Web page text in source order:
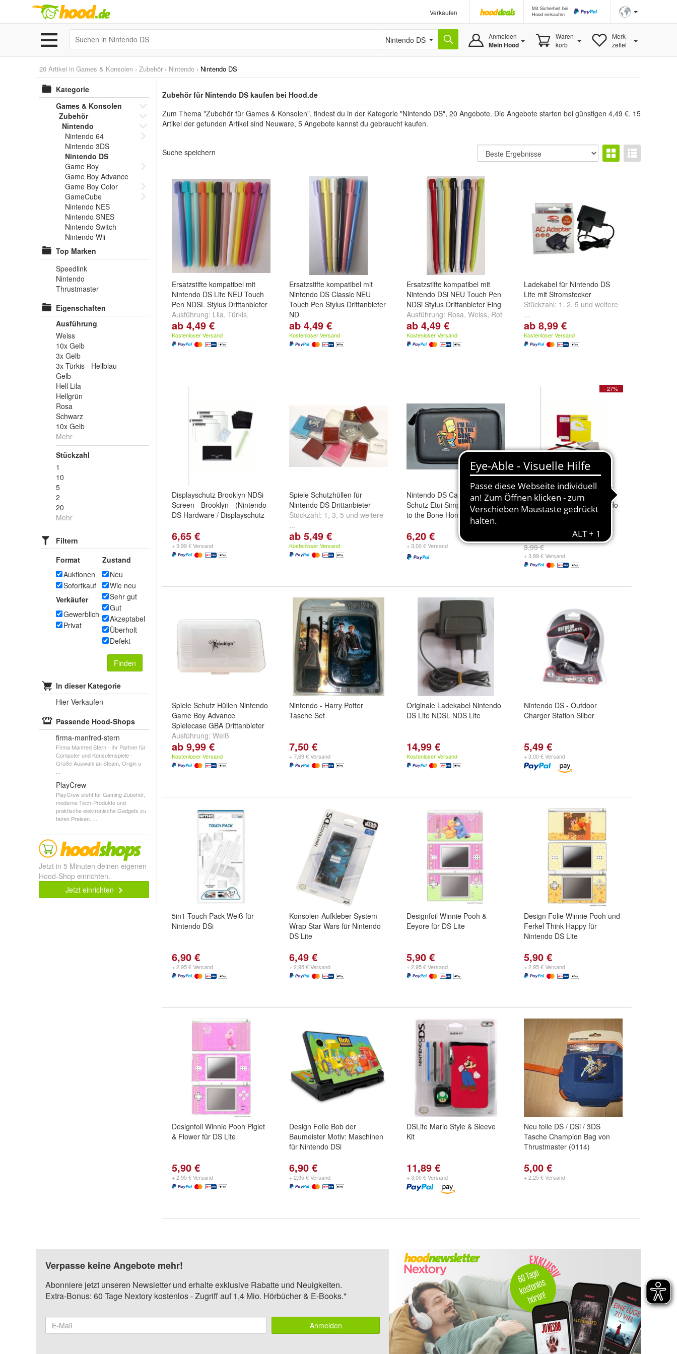
Verkaufen
Mit Sicherheit bei
Hood einkaufen
Nintendo DS Anmelden
Mein Hood
Waren-
korb
Merk-
zettel
20 Artikel in Games & Konsolen › Zubehör › Nintendo › Nintendo DS
Kategorie
Games & Konsolen
Zubehör
Nintendo
Nintendo 64
Nintendo 3DS
Nintendo DS
Game Boy
Game Boy Advance
Game Boy Color
GameCube
Nintendo NES
Nintendo SNES
Nintendo Switch
Nintendo Wii
Top Marken
Speedlink
Nintendo
Thrustmaster
Eigenschaften
Ausführung
Weiss
10x Gelb
3x Gelb
3x Türkis - Hellblau
Gelb
Hell Lila
Hellgrün
Rosa
Schwarz
10x Gelb
Mehr
Stückzahl
1
10
5
2
20
Mehr
Filtern
Format
Auktionen
Sofortkauf
Verkäufer
Gewerblich
Privat
Zustand
Neu
Wie neu
Sehr gut
Gut
Akzeptabel
Überholt
Defekt
Finden
In dieser Kategorie
Hier Verkaufen
Passende Hood-Shops
firma-manfred-stern
Firma Manfred Stern - Ihr Partner für
Computer und Konsolenspiele -
Große Auswahl an Steam, Origin u
PlayCrew
PlayCrew steht für Gaming Zubehör,
moderne Tech-Produkte und
praktische elektronische Gadgets zu
fairen Preisen. ...
Jetzt in 5 Minuten deinen eigenen
Hood-Shop einrichten.
Jetzt einrichten
Zubehör für Nintendo DS kaufen bei Hood.de
Zum Thema "Zubehör für Games & Konsolen", findest du in der Kategorie "Nintendo DS", 20 Angebote. Die Angebote starten bei günstigen 4,49 €. 15
Artikel der gefunden Artikel sind Neuware, 5 Angebote kannst du gebraucht kaufen.
Suche speichern
Ersatzstifte kompatibel mit
Nintendo DS Lite NEU Touch
Pen NDSL Stylus Drittanbieter
Ausführung: Lila, Türkis,
Hellblauundweitere ...
ab 4,49 €
Kostenloser Versand
Ersatzstifte kompatibel mit
Nintendo DS Classic NEU
Touch Pen Stylus Drittanbieter
ND
Ausführung:Schwarz
Alle 6 Farbenund
ab 4,49 €
Kostenloser Versand
Ersatzstifte kompatibel mit
Nintendo DSi NEU Touch Pen
NDSi Stylus Drittanbieter Eing
Ausführung: Rosa, Weiss, Rot
und weitere ...
ab 4,49 €
Kostenloser Versand
Ladekabel für Nintendo DS
Lite mit Stromstecker
Stückzahl: 1 , 2, 5 und weitere
...
ab 8,99 €
Kostenloser Versand
Displayschutz Brooklyn NDSi
Screen - Brooklyn - (Nintendo
DS Hardware / Displayschutz
6,65 €
+ 3,99 € Versand
Spiele Schutzhüllen für
Nintendo DS Drittanbieter
Stückzahl: 1 , 3, 5 und weitere
...
ab 5,49 €
Kostenloser Versand
Nintendo DS Case Hülle
Schutz Etui Simpsons I´m bad
to the Bone Honey 2007 Fox
6,20 €
+ 3,00 € Versand
- 27%
Full Pack L3 Essential Pack
NDSi XL - Logic 3 - (Nintendo
DS Hardware / Set / Pack)
3,99 €
+ 3,99 € Versand
Spiele Schutz Hüllen Nintendo
Game Boy Advance
Spielecase GBA Drittanbieter
Ausführung: Weiß
Transparent,
Transparent,Schwarz
weitere ...
ab 9,99 €
Kostenloser Versand
Nintendo - Harry Potter
Tasche Set
7,50 €
+ 7,69 € Versand
Originale Ladekabel Nintendo
DS Lite NDSL NDS Lite
14,99 €
Kostenloser Versand
Nintendo DS - Outdoor
Charger Station Silber
5,49 €
+ 3,00 € Versand
5in1 Touch Pack Weiß für
Nintendo DSi
6,90 €
+ 2,95 € Versand
Konsolen-Aufkleber System
Wrap Star Wars für Nintendo
DS Lite
6,49 €
+ 2,95 € Versand
Designfoil Winnie Pooh &
Eeyore für DS Lite
5,90 €
+ 2,95 € Versand
Design Folie Winnie Pooh und
Ferkel Think Happy für
Nintendo DS Lite
5,90 €
+ 2,95 € Versand
Designfoil Winnie Pooh Piglet
& Flower für DS Lite
5,90 €
+ 2,95 € Versand
Design Folie Bob der
Baumeister Motiv: Maschinen
für Nintendo DSi
6,90 €
+ 2,95 € Versand
DSLite Mario Style & Sleeve
Kit
11,89 €
+ 3,00 € Versand
Neu tolle DS / DSi / 3DS
Tasche Champion Bag von
Thrustmaster (0114)
5,00 €
+ 2,25 € Versand
Verpasse keine Angebote mehr!
Abonniere jetzt unseren Newsletter und erhalte exklusive Rabatte und Neuigkeiten.
Extra-Bonus: 60 Tage Nextory kostenlos - Zugriff auf 1,4 Mio. Hörbücher & E-Books.*
Anmelden